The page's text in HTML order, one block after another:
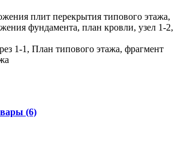
плит перекрытия типового этажа,
фундамента, план кровли, узел 1-2,
1-1, План типового этажа, фрагмент
(6)